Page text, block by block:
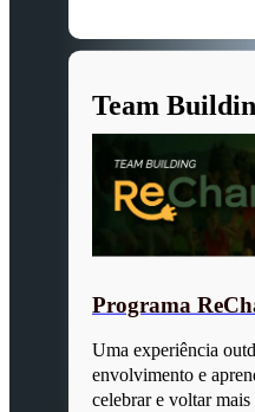
Team
Programa
Uma experiência
envolvimento e
celebrar e voltar mais